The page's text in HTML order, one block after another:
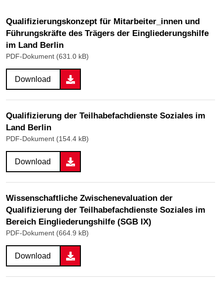
Qualifizierungskonzept für Mitarbeiter_innen und
Führungskräfte des Trägers der Eingliederungshilfe
im Land Berlin
PDF-Dokument (631.0 kB)
Download
Qualifizierung der Teilhabefachdienste Soziales im
Land Berlin
PDF-Dokument (154.4 kB)
Download
Wissenschaftliche Zwischenevaluation der
Qualifizierung der Teilhabefachdienste Soziales im
Bereich Eingliederungshilfe (SGB IX)
PDF-Dokument (664.9 kB)
Download